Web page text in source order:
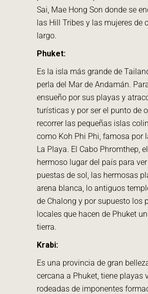
Sai, Mae Hong Son donde se
las Hill Tribes y las mujeres de
largo.
Phuket:
Es la isla más grande de
perla del Mar de Andamán.
ensueño por sus playas y
turísticas y por ser el punto de
recorrer las pequeñas islas
como Koh Phi Phi, famosa por
La Playa. El Cabo Phromthep,
hermoso lugar del país para
puestas de sol, las hermosas
arena blanca, lo antiguos
de Chalong y por supuesto los
locales que hacen de Phuket
tierra.
Krabi:
Es una provincia de gran
cercana a Phuket, tiene playas
rodeadas de imponentes